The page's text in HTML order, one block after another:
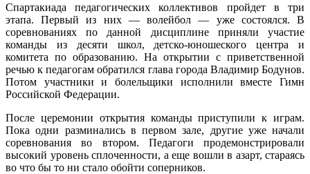
Спартакиада педагогических коллективов пройдет в три
этапа. Первый из них — волейбол — уже состоялся. В
соревнованиях по данной дисциплине приняли участие
команды из десяти школ, детско-юношеского центра и
комитета по образованию. На открытии с приветственной
речью к педагогам обратился глава города Владимир Бодунов.
Потом участники и болельщики исполнили вместе Гимн
Российской Федерации.
После церемонии открытия команды приступили к играм.
Пока одни разминались в первом зале, другие уже начали
соревнования во втором. Педагоги продемонстрировали
высокий уровень сплоченности, а еще вошли в азарт, стараясь
во что бы то ни стало обойти соперников.